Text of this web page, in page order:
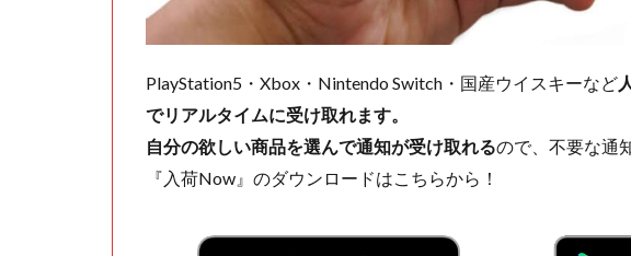
PlayStation5・Xbox・Nintendo Switch・国産ウイスキーなど
でリアルタイムに受け取れます。
自分の欲しい商品を選んで通知が受け取れるので、不要な通
『入荷Now』のダウンロードはこちらから！